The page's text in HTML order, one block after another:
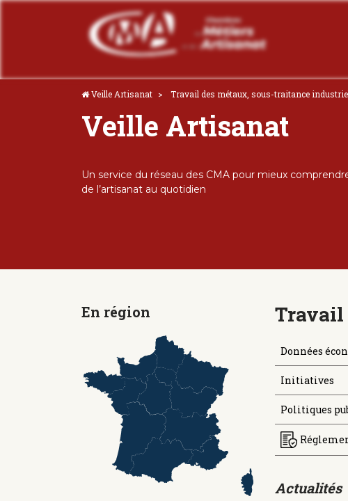
Veille Artisanat Travail des métaux, sous-traitance
Veille Artisanat
Un service du réseau des CMA pour mieux
de l’artisanat au quotidien
Travail
Données
Initiatives
Politiques
Actualités
En région